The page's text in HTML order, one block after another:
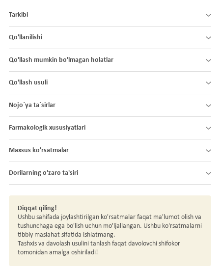
Tarkibi
Qo'llanilishi
Qo'llash mumkin bo'lmagan holatlar
Qo'llash usuli
Nojo´ya ta´sirlar
Farmakologik xususiyatlari
Maxsus ko'rsatmalar
Dorilarning o'zaro ta'siri
Diqqat qiling!
Ushbu sahifada joylashtirilgan ko'rsatmalar faqat ma'lumot olish va
tushunchaga ega bo'lish uchun mo'ljallangan. Ushbu ko'rsatmalarni
tibbiy maslahat sifatida ishlatmang.
Tashxis va davolash usulini tanlash faqat davolovchi shifokor
tomonidan amalga oshiriladi!